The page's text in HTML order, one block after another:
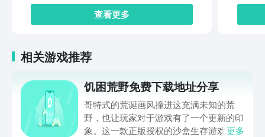
查看更多
相关游戏推荐
饥困荒野免费下载地址分享
哥特式的荒诞画风撞进这充满未知的荒
野，也让玩家对于游戏有了一个更新的印
象。这一款正版授权的沙盒生存游戏，可
更多